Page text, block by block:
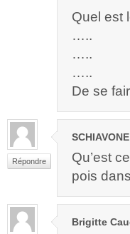
Quel est
…..
…..
…..
De se
Répondre
Qu’est
pois
Brigitte